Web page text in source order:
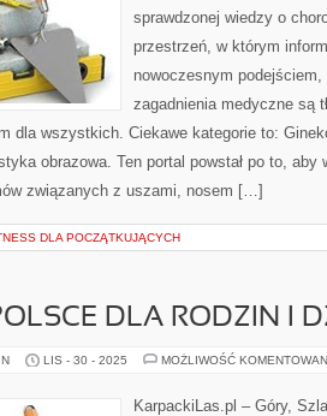
sprawdzonej wiedzy o
przestrzeń, w którym
nowoczesnym
zagadnienia medyczne są
dla wszystkich. Ciekawe kategorie to:
obrazowa. Ten portal powstał po to, aby
związanych z uszami, nosem […]
DLA POCZĄTKUJĄCYCH
DLA RODZIN I
LIS - 30 - 2025 MOŻLIWOŚĆ
KarpackiLas.pl – Góry,